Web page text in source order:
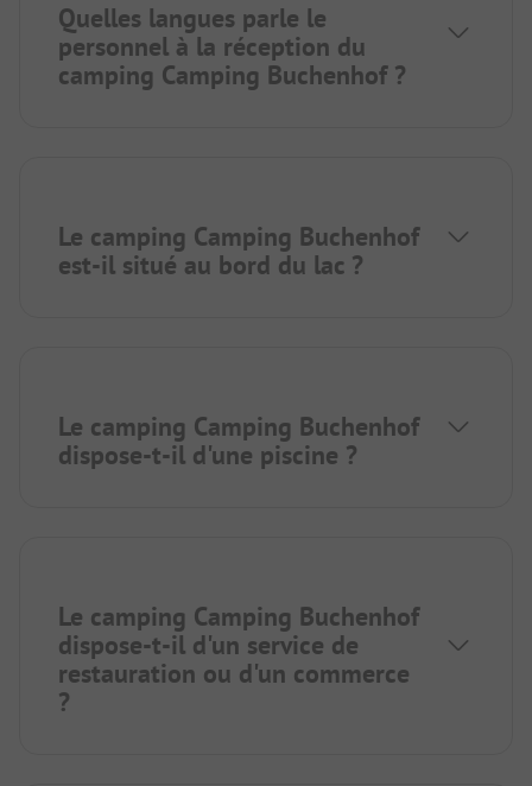
Quelles langues parle le
personnel à la réception du
camping Camping Buchenhof ?
Le camping Camping Buchenhof
est-il situé au bord du lac ?
Le camping Camping Buchenhof
dispose-t-il d'une piscine ?
Le camping Camping Buchenhof
dispose-t-il d'un service de
restauration ou d'un commerce
?